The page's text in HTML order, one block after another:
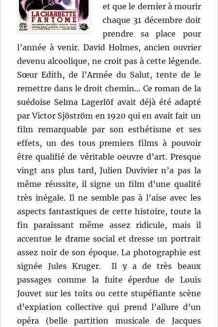
et que le dernier à mourir
chaque 31 décembre doit
prendre sa place pour
l’année à venir. David Holmes, ancien ouvrier
devenu alcoolique, ne croit pas à cette légende.
Sœur Edith, de l’Armée du Salut, tente de le
remettre dans le droit chemin… Ce roman de la
suédoise Selma Lagerlöf avait déjà été adapté
par Victor Sjöström en 1920 qui en avait fait un
film remarquable par son esthétisme et ses
effets, un des tous premiers films à pouvoir
être qualifié de véritable oeuvre d’art. Presque
vingt ans plus tard, Julien Duvivier n’a pas la
même réussite, il signe un film d’une qualité
très inégale. Il ne semble pas à l’aise avec les
aspects fantastiques de cette histoire, toute la
fin paraissant même assez ridicule, mais il
accentue le drame social et dresse un portrait
assez noir de son époque. La photographie est
signée Jules Kruger. Il y a de très beaux
passages comme la fuite éperdue de Louis
Jouvet sur les toits ou cette stupéfiante scène
d’expiation collective qui prend l’allure d’un
opéra (belle partition musicale de Jacques